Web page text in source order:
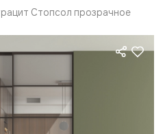
Стопсол прозрачное